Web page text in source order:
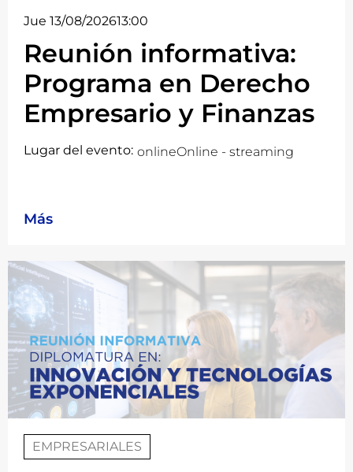
Jue 13/08/202613:00
Reunión informativa:
Programa en Derecho
Empresario y Finanzas
Lugar del evento: onlineOnline - streaming
Más
EMPRESARIALES